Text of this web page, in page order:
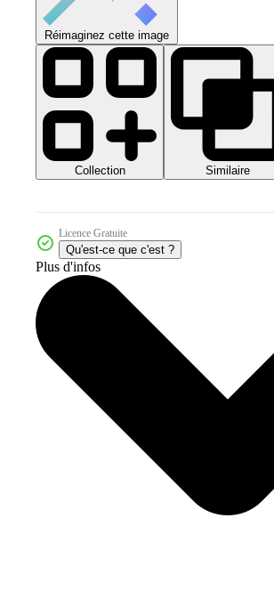
Réimaginez cette image
Collection Similaire
Licence Gratuite
Qu'est-ce que c'est ?
Plus d'infos